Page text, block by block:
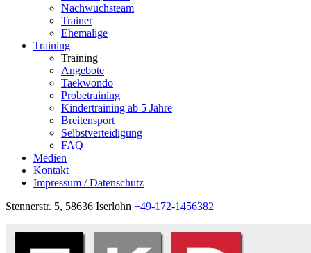
Nachwuchsteam
Trainer
Ehemalige
Training
Training
Angebote
Taekwondo
Probetraining
Kindertraining ab 5 Jahre
Breitensport
Selbstverteidigung
FAQ
Medien
Kontakt
Impressum / Datenschutz
Stennerstr. 5, 58636 Iserlohn +49-172-1456382